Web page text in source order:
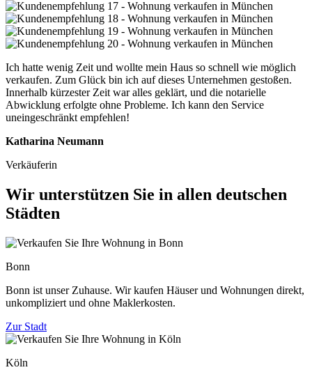
Ich hatte wenig Zeit und wollte mein Haus so schnell wie möglich
verkaufen. Zum Glück bin ich auf dieses Unternehmen gestoßen.
Innerhalb kürzester Zeit war alles geklärt, und die notarielle
Abwicklung erfolgte ohne Probleme. Ich kann den Service
uneingeschränkt empfehlen!
Katharina Neumann
Verkäuferin
Wir unterstützen Sie in allen deutschen
Städten
Bonn
Bonn ist unser Zuhause. Wir kaufen Häuser und Wohnungen direkt,
unkompliziert und ohne Maklerkosten.
Zur Stadt
Köln